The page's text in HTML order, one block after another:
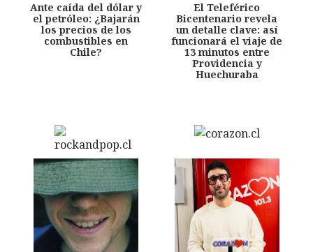
Ante caída del dólar y
el petróleo: ¿Bajarán
los precios de los
combustibles en
Chile?
El Teleférico
Bicentenario revela
un detalle clave: así
funcionará el viaje de
13 minutos entre
Providencia y
Huechuraba